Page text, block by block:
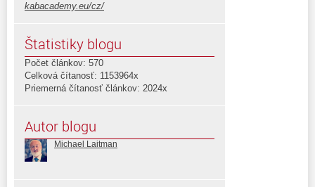
kabacademy.eu/cz/
Štatistiky blogu
Počet článkov: 570
Celková čítanosť: 1153964x
Priemerná čítanosť článkov: 2024x
Autor blogu
Michael Laitman